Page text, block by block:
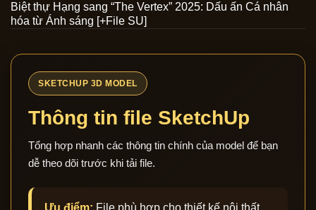
Biệt thự Hạng sang “The Vertex” 2025: Dấu ấn Cá nhân
hóa từ Ánh sáng [+File SU]
SKETCHUP 3D MODEL
Thông tin file SketchUp
Tổng hợp nhanh các thông tin chính của model để bạn
dễ theo dõi trước khi tải file.
Ưu điểm: File phù hợp cho thiết kế nội thất,